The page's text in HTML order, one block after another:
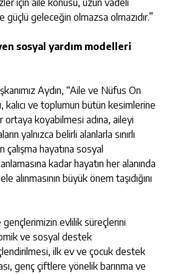
için aile konusu, uzun vadeli
güçlü geleceğin olmazsa olmazıdır.”
sosyal yardım modelleri
Aydın, “Aile ve Nüfus On
kalıcı ve toplumun bütün kesimlerine
koyabilmesi adına, aileyi
yalnızca belirli alanlarla sınırlı
çalışma hayatına sosyal
kadar hayatın her alanında
alınmasının büyük önem taşıdığını
evlilik süreçlerini
ve sosyal destek
ilk ev ve çocuk destek
genç çiftlere yönelik barınma ve